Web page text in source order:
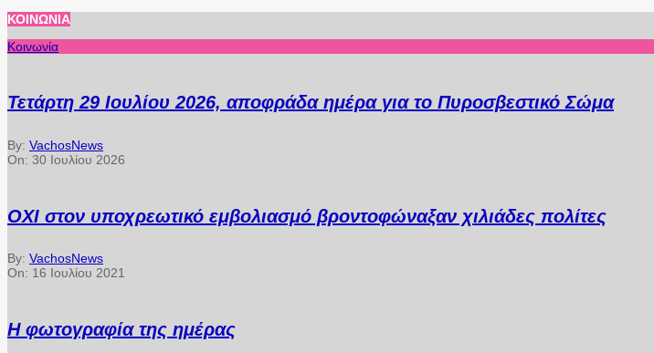
ΚΟΙΝΩΝΊΑ
Κοινωνία
Τετάρτη 29 Ιουλίου 2026, αποφράδα ημέρα για το Πυροσβεστικό Σώμα
By: VachosNews
On: 30 Ιουλίου 2026
ΟΧΙ στον υποχρεωτικό εμβολιασμό βροντοφώναξαν χιλιάδες πολίτες
By: VachosNews
On: 16 Ιουλίου 2021
Η φωτογραφία της ημέρας